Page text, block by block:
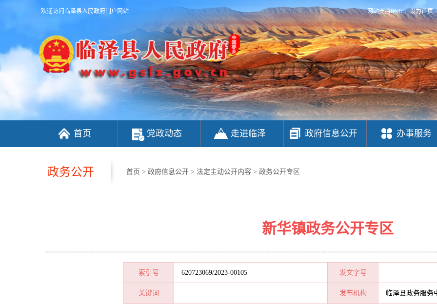
欢迎访问临泽县人民政府门户网站 网站支持IPv6 | 设为首页 |
首页 党政动态 走进临泽 政府信息公开 办事服务
政务公开 首页 > 政府信息公开 > 法定主动公开内容 > 政务公开专区
新华镇政务公开专区
索引号 620723069/2023-00105 发文字号
关键词 发布机构 临泽县政务服务